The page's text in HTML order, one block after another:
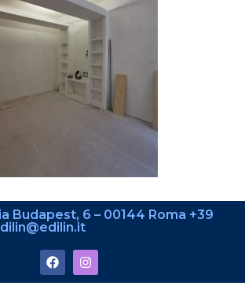
Budapest, 6 – 00144 Roma +39